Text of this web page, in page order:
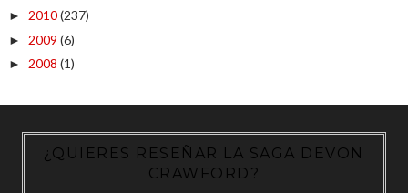
► 2010(237)
► 2009 (6)
► 2008 (1)
¿QUIERES RESEÑAR LA SAGA DEVON
CRAWFORD?